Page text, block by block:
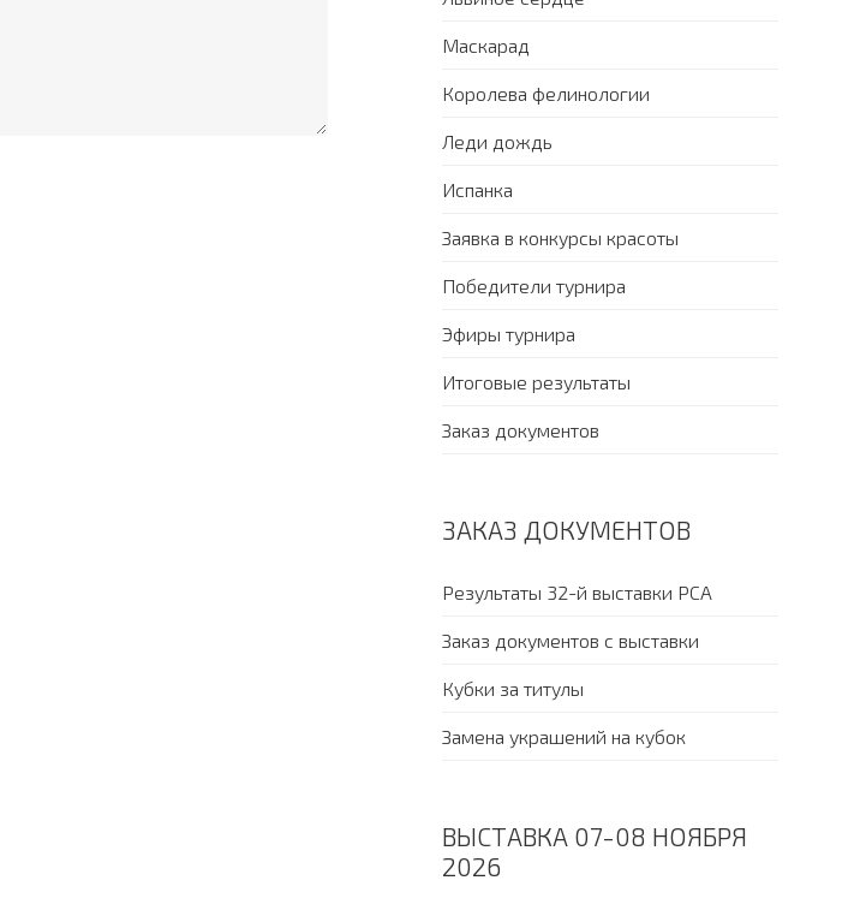
Маскарад
Королева фелинологии
Леди дождь
Испанка
Заявка в конкурсы красоты
Победители турнира
Эфиры турнира
Итоговые результаты
Заказ документов
ЗАКАЗ ДОКУМЕНТОВ
Результаты 32-й выставки PCA
Заказ документов с выставки
Кубки за титулы
Замена украшений на кубок
ВЫСТАВКА 07-08 НОЯБРЯ
2026